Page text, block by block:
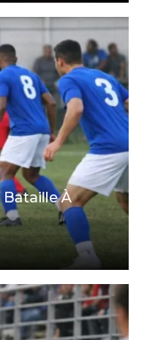
Bataille À